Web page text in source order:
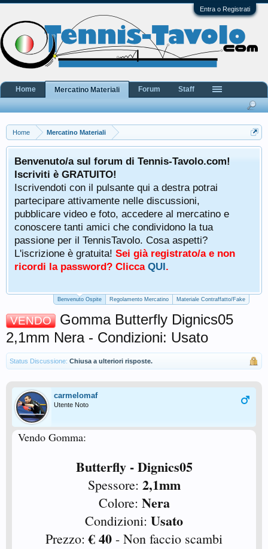
Entra o Registrati
Home Mercatino Materiali
Benvenuto/a sul forum di Tennis-Tavolo.com!
Iscriviti è GRATUITO!
Iscrivendoti con il pulsante qui a destra potrai
partecipare attivamente nelle discussioni,
pubblicare video e foto, accedere al mercatino e
conoscere tanti amici che condividono la tua
passione per il TennisTavolo. Cosa aspetti?
L'iscrizione è gratuita! Sei già registrato/a e non
ricordi la password? Clicca QUI.
Benvenuto Ospite Regolamento Mercatino Materiale Contraffatto/Fake
VENDO
Gomma Butterfly Dignics05
2,1mm Nera - Condizioni: Usato
Status Discussione: Chiusa a ulteriori risposte.
carmelomaf
Utente Noto
Vendo Gomma:
Butterfly - Dignics05
Spessore: 2,1mm
Colore: Nera
Condizioni: Usato
Prezzo:€ 40 - Non faccio scambi
Home Mercatino Materiali Forum Staff